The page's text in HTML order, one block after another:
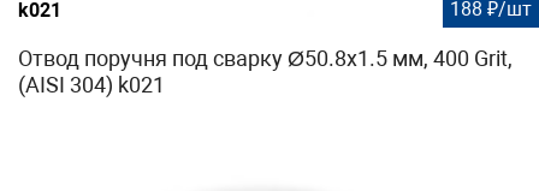
k021 188 ₽/шт
Отвод поручня под сварку Ø50.8х1.5 мм, 400 Grit,
(AISI 304) k021